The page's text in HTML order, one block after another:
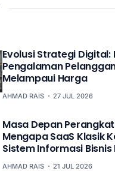
Evolusi Strategi Digital:
Pengalaman
Melampaui Harga
AHMAD RAIS 27 JUL 2026
Masa Depan
Mengapa SaaS Klasik
Sistem Informasi
AHMAD RAIS 21 JUL 2026